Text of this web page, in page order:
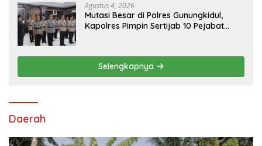
Agustus 4, 2026
Mutasi Besar di Polres Gunungkidul,
Kapolres Pimpin Sertijab 10 Pejabat
Selengkapnya
Daerah